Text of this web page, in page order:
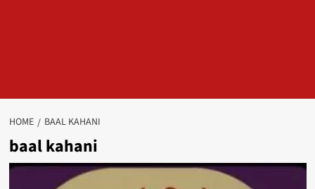
HOME BAAL KAHANI
baal kahani